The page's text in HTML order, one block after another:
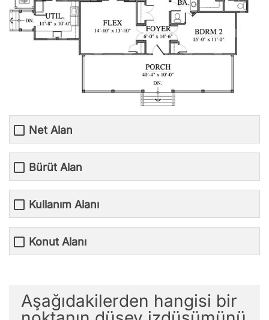
Net Alan
Bürüt Alan
Kullanım Alanı
Konut Alanı
Aşağıdakilerden hangisi bir